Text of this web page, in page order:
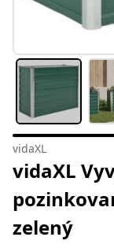
vidaXL
vidaXL
zelený